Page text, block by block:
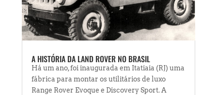
A HISTÓRIA DA LAND ROVER NO BRASIL
Há um ano, foi inaugurada em Itatiaia (RJ) uma
fábrica para montar os utilitários de luxo
Range Rover Evoque e Discovery Sport. A